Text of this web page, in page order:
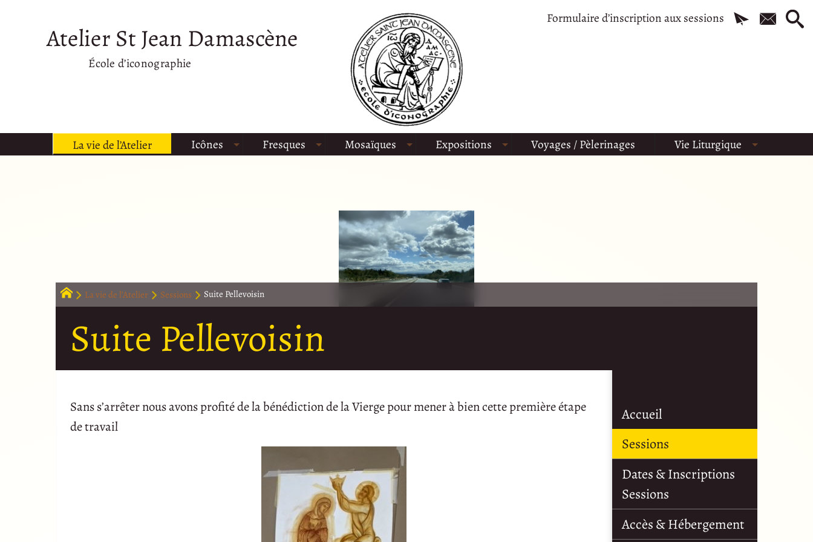
Formulaire d’inscription aux sessions
Atelier St Jean Damascène
École d’iconographie
La vie de l’Atelier Icônes Fresques Mosaïques Expositions Voyages / Pèlerinages Vie Liturgique
La vie de l’Atelier Sessions Suite Pellevoisin
Suite Pellevoisin
Sans s’arrêter nous avons profité de la bénédiction de la Vierge pour mener à bien cette première étape
de travail
Accueil
Sessions
Dates & Inscriptions
Sessions
Accès & Hébergement